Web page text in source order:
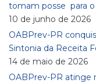
tomam posse para
10 de junho de 2026
OABPrev-PR
Sintonia da Receita
14 de maio de 2026
OABPrev-PR atinge